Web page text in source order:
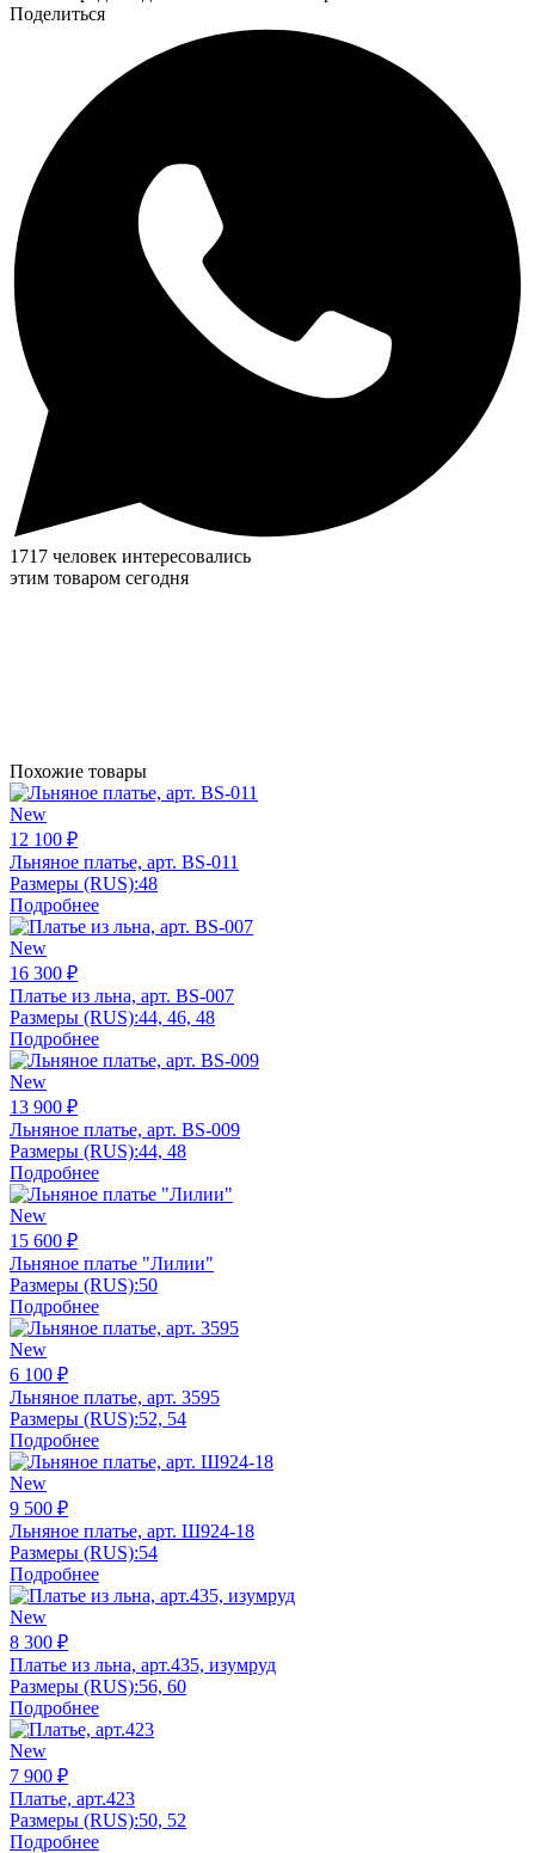
Поделиться
1717 человек интересовались
этим товаром сегодня
Похожие товары
New
12 100 ₽
Льняное платье, арт. BS-011
Размеры (RUS):48
Подробнее
New
16 300 ₽
Платье из льна, арт. BS-007
Размеры (RUS):44, 46, 48
Подробнее
New
13 900 ₽
Льняное платье, арт. BS-009
Размеры (RUS):44, 48
Подробнее
New
15 600 ₽
Льняное платье "Лилии"
Размеры (RUS):50
Подробнее
New
6 100 ₽
Льняное платье, арт. 3595
Размеры (RUS):52, 54
Подробнее
New
9 500 ₽
Льняное платье, арт. Ш924-18
Размеры (RUS):54
Подробнее
New
8 300 ₽
Платье из льна, арт.435, изумруд
Размеры (RUS):56, 60
Подробнее
New
7 900 ₽
Платье, арт.423
Размеры (RUS):50, 52
Подробнее